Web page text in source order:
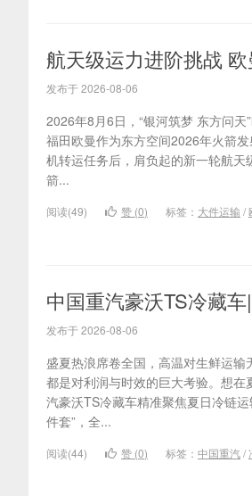
航天级运力进阶挑战
发布于 2026-08-06
2026年8月6日，“银河筑梦 东方问
福田欧曼作为东方空间2026年火箭
机转运任务后，肩负起的新一轮航
箭...
阅读(49) 赞 (0) 标签： 大件运输 /
中国重汽豪沃TS冷藏
发布于 2026-08-06
盛夏热浪席卷全国，高温对生鲜运
都是对利润与时效的巨大考验。想
汽豪沃TS冷藏车精准聚焦夏日冷链
件套”，全...
阅读(44) 赞 (0) 标签： 中国重汽/